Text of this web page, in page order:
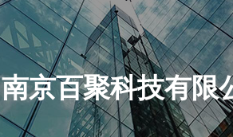
南京百聚科技有限